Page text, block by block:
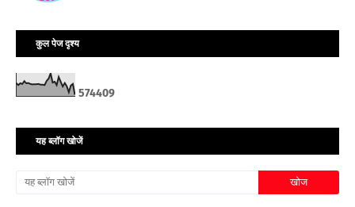
कुल पेज दृश्य
574409
यह ब्लॉग खोजें